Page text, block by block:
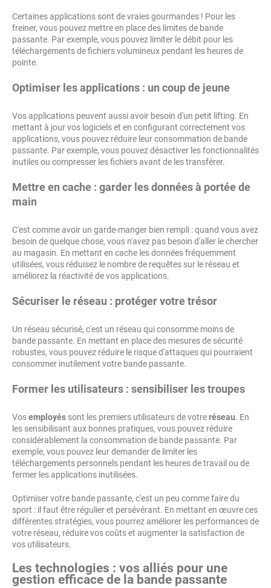
Certaines applications sont de vraies gourmandes ! Pour les
freiner, vous pouvez mettre en place des limites de bande
passante. Par exemple, vous pouvez limiter le débit pour les
téléchargements de fichiers volumineux pendant les heures de
pointe.
Optimiser les applications : un coup de jeune
Vos applications peuvent aussi avoir besoin d'un petit lifting. En
mettant à jour vos logiciels et en configurant correctement vos
applications, vous pouvez réduire leur consommation de bande
passante. Par exemple, vous pouvez désactiver les fonctionnalités
inutiles ou compresser les fichiers avant de les transférer.
Mettre en cache : garder les données à portée de
main
C'est comme avoir un garde-manger bien rempli : quand vous avez
besoin de quelque chose, vous n'avez pas besoin d'aller le chercher
au magasin. En mettant en cache les données fréquemment
utilisées, vous réduisez le nombre de requêtes sur le réseau et
améliorez la réactivité de vos applications.
Sécuriser le réseau : protéger votre trésor
Un réseau sécurisé, c'est un réseau qui consomme moins de
bande passante. En mettant en place des mesures de sécurité
robustes, vous pouvez réduire le risque d'attaques qui pourraient
consommer inutilement votre bande passante.
Former les utilisateurs : sensibiliser les troupes
Vosemployés sont les premiers utilisateurs de votreréseau. En
les sensibilisant aux bonnes pratiques, vous pouvez réduire
considérablement la consommation de bande passante. Par
exemple, vous pouvez leur demander de limiter les
téléchargements personnels pendant les heures de travail ou de
fermer les applications inutilisées.
Optimiser votre bande passante, c'est un peu comme faire du
sport : il faut être régulier et persévérant. En mettant en œuvre ces
différentes stratégies, vous pourrez améliorer les performances de
votre réseau, réduire vos coûts et augmenter la satisfaction de
vos utilisateurs.
Les technologies : vos alliés pour une
gestion efficace de la bande passante